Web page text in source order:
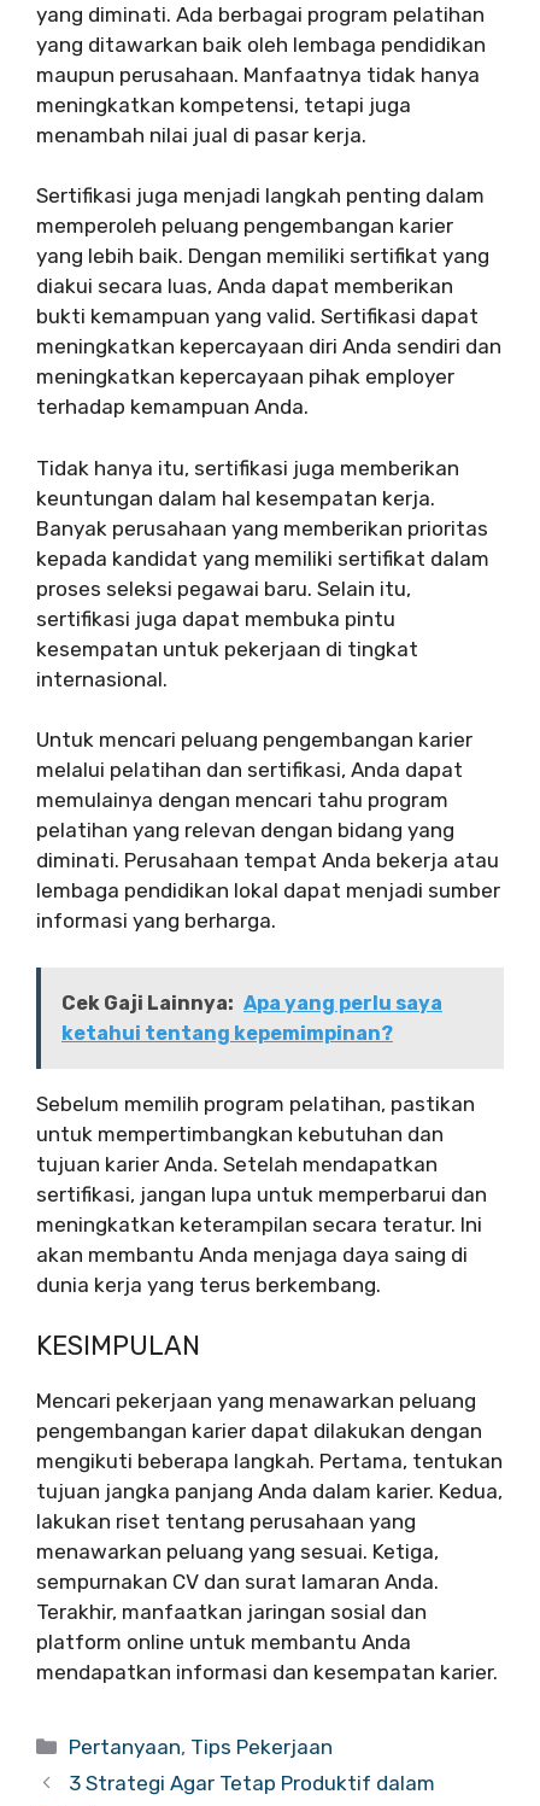
yang diminati. Ada berbagai program pelatihan
yang ditawarkan baik oleh lembaga pendidikan
maupun perusahaan. Manfaatnya tidak hanya
meningkatkan kompetensi, tetapi juga
menambah nilai jual di pasar kerja.
Sertifikasi juga menjadi langkah penting dalam
memperoleh peluang pengembangan karier
yang lebih baik. Dengan memiliki sertifikat yang
diakui secara luas, Anda dapat memberikan
bukti kemampuan yang valid. Sertifikasi dapat
meningkatkan kepercayaan diri Anda sendiri dan
meningkatkan kepercayaan pihak employer
terhadap kemampuan Anda.
Tidak hanya itu, sertifikasi juga memberikan
keuntungan dalam hal kesempatan kerja.
Banyak perusahaan yang memberikan prioritas
kepada kandidat yang memiliki sertifikat dalam
proses seleksi pegawai baru. Selain itu,
sertifikasi juga dapat membuka pintu
kesempatan untuk pekerjaan di tingkat
internasional.
Untuk mencari peluang pengembangan karier
melalui pelatihan dan sertifikasi, Anda dapat
memulainya dengan mencari tahu program
pelatihan yang relevan dengan bidang yang
diminati. Perusahaan tempat Anda bekerja atau
lembaga pendidikan lokal dapat menjadi sumber
informasi yang berharga.
Cek Gaji Lainnya: Apa yang perlu saya
ketahui tentang kepemimpinan?
Sebelum memilih program pelatihan, pastikan
untuk mempertimbangkan kebutuhan dan
tujuan karier Anda. Setelah mendapatkan
sertifikasi, jangan lupa untuk memperbarui dan
meningkatkan keterampilan secara teratur. Ini
akan membantu Anda menjaga daya saing di
dunia kerja yang terus berkembang.
KESIMPULAN
Mencari pekerjaan yang menawarkan peluang
pengembangan karier dapat dilakukan dengan
mengikuti beberapa langkah. Pertama, tentukan
tujuan jangka panjang Anda dalam karier. Kedua,
lakukan riset tentang perusahaan yang
menawarkan peluang yang sesuai. Ketiga,
sempurnakan CV dan surat lamaran Anda.
Terakhir, manfaatkan jaringan sosial dan
platform online untuk membantu Anda
mendapatkan informasi dan kesempatan karier.
Categories
Pertanyaan, Tips Pekerjaan
3 Strategi Agar Tetap Produktif dalam